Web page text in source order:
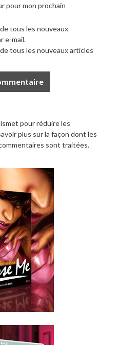
pour mon prochain
tous les nouveaux
e-mail.
tous les nouveaux articles
pour réduire les
plus sur la façon dont les
sont traitées.